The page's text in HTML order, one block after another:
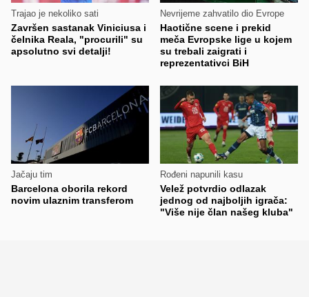
Trajao je nekoliko sati
Završen sastanak Viniciusa i
čelnika Reala, "procurili" su
apsolutno svi detalji!
Nevrijeme zahvatilo dio Evrope
Haotične scene i prekid
meča Evropske lige u kojem
su trebali zaigrati i
reprezentativci BiH
Jačaju tim
Barcelona oborila rekord
novim ulaznim transferom
Rođeni napunili kasu
Velež potvrdio odlazak
jednog od najboljih igrača:
"Više nije član našeg kluba"